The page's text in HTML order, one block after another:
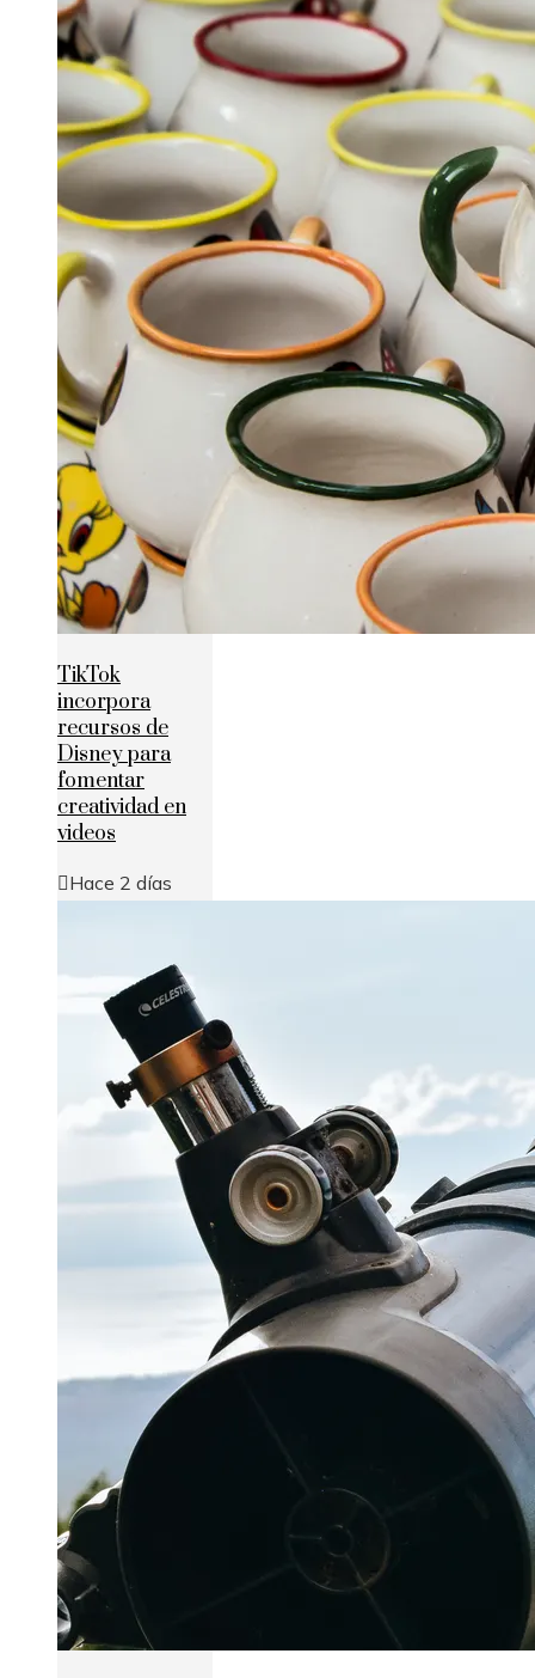
TikTok
incorpora
recursos de
Disney para
fomentar
creatividad en
videos
Hace 2 días